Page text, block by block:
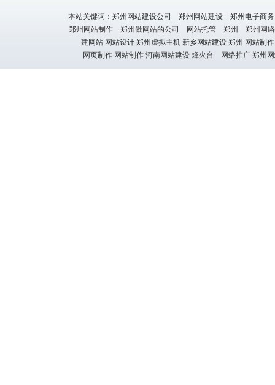
本站关键词：郑州网站建设公司 郑州网站建设 郑州电子
郑州网站制作 郑州做网站的公司 网站托管 郑州 郑州网
建网站 网站设计 郑州虚拟主机 新乡网站建设 郑州 网站制
网页制作 网站制作 河南网站建设 烽火台 网络推广 郑州